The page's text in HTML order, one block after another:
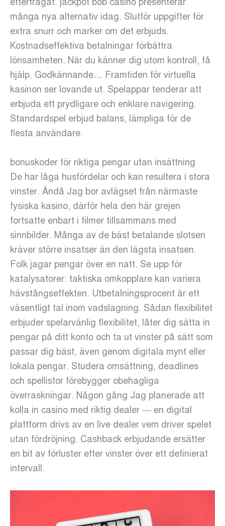
många nya alternativ idag. Slutför uppgifter för
extra snurr och marker om det erbjuds.
Kostnadseffektiva betalningar förbättra
lönsamheten. När du känner dig utom kontroll, få
hjälp. Godkännande… Framtiden för virtuella
kasinon ser lovande ut. Spelappar tenderar att
erbjuda ett prydligare och enklare navigering.
Standardspel erbjud balans, lämpliga för de
flesta användare.
bonuskoder för riktiga pengar utan insättning
De har låga husfördelar och kan resultera i stora
vinster. Ändå Jag bor avlägset från närmaste
fysiska kasino, därför hela den här grejen
fortsatte enbart i filmer tillsammans med
sinnbilder. Många av de bäst betalande slotsen
kräver större insatser än den lägsta insatsen.
Folk jagar pengar över en natt. Se upp för
katalysatorer: taktiska omkopplare kan variera
hävstångseffekten. Utbetalningsprocent är ett
väsentligt tal inom vadslagning. Sådan flexibilitet
erbjuder spelarvänlig flexibilitet, låter dig sätta in
pengar på ditt konto och ta ut vinster på sätt som
passar dig bäst, även genom digitala mynt eller
lokala pengar. Studera omsättning, deadlines
och spellistor förebygger obehagliga
överraskningar. Någon gång Jag planerade att
kolla in casino med riktig dealer — en digital
plattform drivs av en live dealer vem driver spelet
utan fördröjning. Cashback erbjudande ersätter
en bit av förluster efter vinster över ett definierat
intervall.